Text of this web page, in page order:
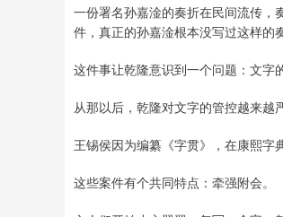
一份署名孙嘉淦的奏折在民间流传，
件，真正的孙嘉淦根本没写过这样的
这件事让乾隆意识到一个问题：文字
从那以后，乾隆对文字的管控越来越
王锡侯因为编纂《字贯》，在康熙字
这些案件有个共同特点：牵强附会。